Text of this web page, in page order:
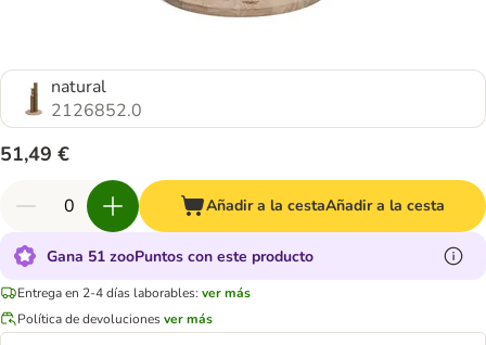
natural
2126852.0
51,49 €
Añadir a la cestaAñadir a la cesta
Gana 51 zooPuntos con este producto
Entrega en 2-4 días laborables: ver más
Política de devolucionesver más